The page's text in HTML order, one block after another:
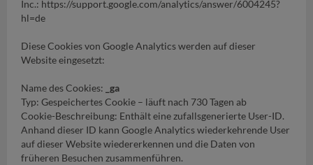
Inc.: https://support.google.com/analytics/answer/6004245?
hl=de
Diese Cookies von Google Analytics werden auf dieser
Website eingesetzt:
Name des Cookies: _ga
Typ: Gespeichertes Cookie – läuft nach 730 Tagen ab
Cookie-Beschreibung: Enthält eine zufallsgenerierte User-ID.
Anhand dieser ID kann Google Analytics wiederkehrende User
auf dieser Website wiedererkennen und die Daten von
früheren Besuchen zusammenführen.